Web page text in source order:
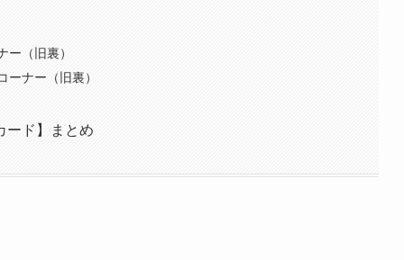
（旧裏）
ナー（旧裏）
ード】まとめ